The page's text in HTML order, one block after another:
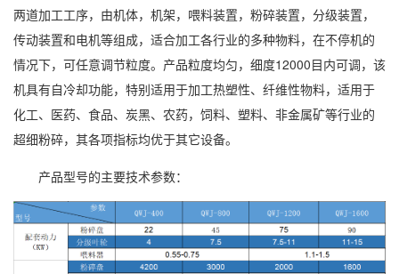
两道加工工序，由机体，机架，喂料装置，粉碎装置，分级装置，
传动装置和电机等组成，适合加工各行业的多种物料，在不停机的
情况下，可任意调节粒度。产品粒度均匀，细度12000目内可调，该
机具有自冷却功能，特别适用于加工热塑性、纤维性物料，适用于
化工、医药、食品、炭黑、农药，饲料、塑料、非金属矿等行业的
超细粉碎，其各项指标均优于其它设备。
产品型号的主要技术参数：